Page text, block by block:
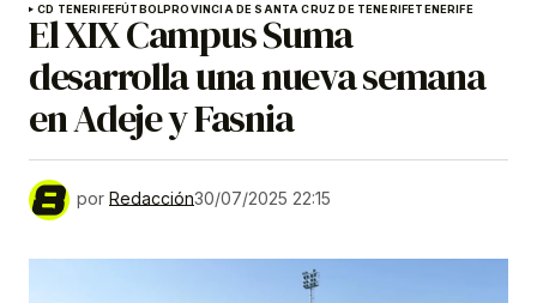
CD TENERIFEFÚTBOLPROVINCIA DE SANTA CRUZ DE TENERIFETENERIFE
El XIX Campus Suma
desarrolla una nueva semana
en Adeje y Fasnia
por Redacción30/07/2025 22:15